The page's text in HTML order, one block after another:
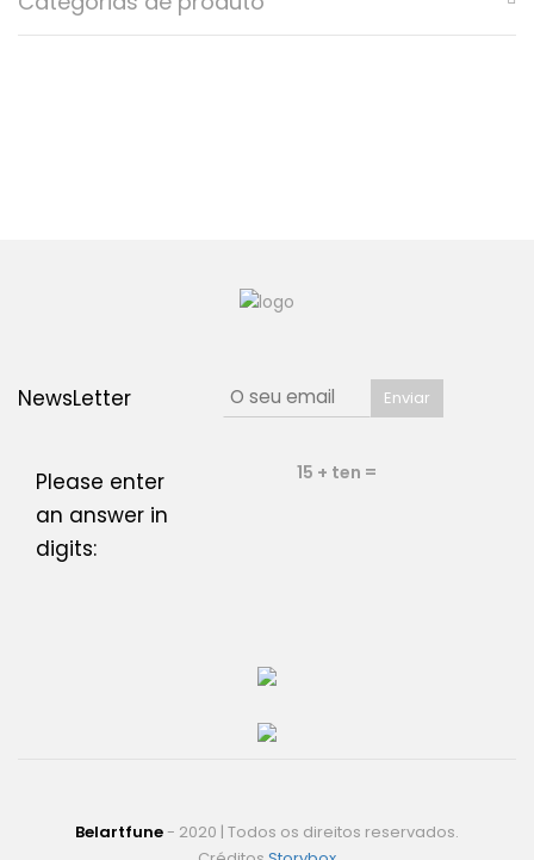
NewsLetter
Please enter
an answer in
digits:
15 + ten =
Belartfune - 2020 | Todos os direitos reservados.